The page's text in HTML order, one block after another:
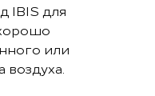
IBIS для
или